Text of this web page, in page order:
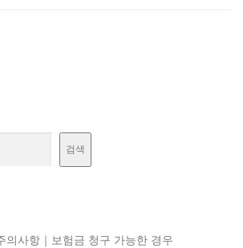
검색
의사항｜보험금 청구 가능한 경우